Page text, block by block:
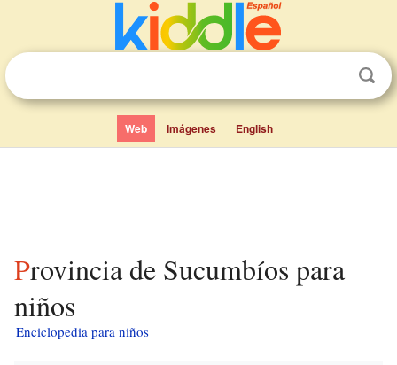
Web Imágenes English
Provincia de Sucumbíos para
niños
Enciclopedia para niños